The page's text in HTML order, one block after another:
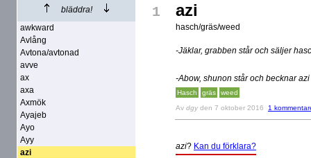
bläddra!
awkward
Avlång
Avtona/avtonad
avve
ax
axa
Axmök
Ayajeb
Ayo
Ayy
azi
1 azi
hasch/gräs/weed
-Jäklar, grabben står och säljer
-Abow, shunon står och becknar
Hasch gräs weed
Av dgy den 7 oktober 2016 1
azi? Kan du förklara?